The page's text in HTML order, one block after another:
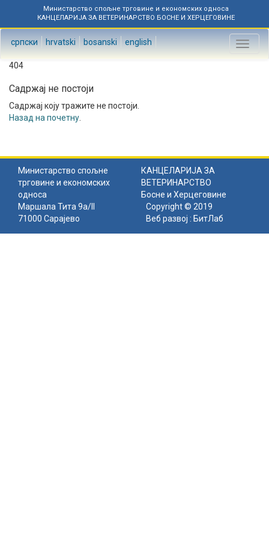
Министарство спољне трговине и економских односа
КАНЦЕЛАРИЈА ЗА ВЕТЕРИНАРСТВО БОСНЕ И ХЕРЦЕГОВИНЕ
српски hrvatski bosanski english
Toggle
404
Садржај не постоји
Садржај коју тражите не постоји.
Назад на почетну
Министарство спољне
трговине и економских
односа
КАНЦЕЛАРИЈА ЗА
ВЕТЕРИНАРСТВО
Босне и Херцеговине
Маршала Тита 9а/II
71000 Сарајево
Copyright © 2019
Веб развој : БитЛаб